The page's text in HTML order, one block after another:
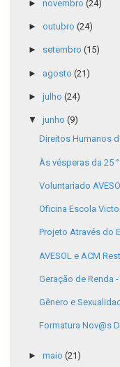
► novembro (24)
► outubro (24)
► setembro (15)
► agosto (21)
► julho (24)
▼ junho (9)
Direitos Humanos
Às vésperas da 25 °
Voluntariado
Oficina Escola
Projeto Através do
AVESOL e ACM
Geração de Renda -
Gênero e
Formatura Nov@s
► maio (21)